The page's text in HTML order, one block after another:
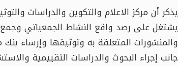
يذكر أن مركز الاعلام والتكوين والدراسات
يشتغل على رصد واقع النشاط الجمعياتي
والمنشورات المتعلقة به وتوثيقها وإرساء
جانب إجراء البحوث والدراسات التقييمية